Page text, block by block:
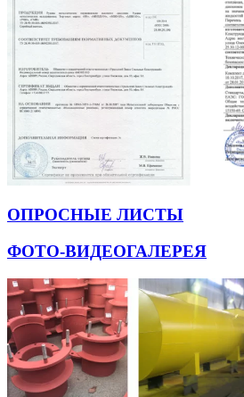
ОПРОСНЫЕ ЛИСТЫ
ФОТО-ВИДЕОГАЛЕРЕЯ